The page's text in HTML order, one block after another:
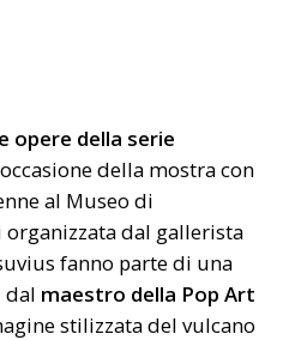
opere della serie
della mostra con
al Museo di
dal gallerista
fanno parte di una
dal maestro della Pop Art
stilizzata del vulcano